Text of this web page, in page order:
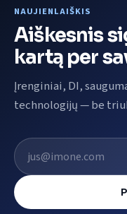
NAUJIENLAIŠKIS
Aiškesnis
kartą per
Įrenginiai, DI,
technologijų — be
El. pašto adresas